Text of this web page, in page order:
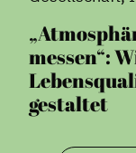
messen“:
gestaltet